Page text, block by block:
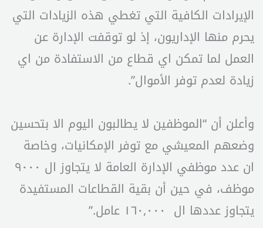
الإيرادات الكافية التي تغطي هذه الزيادات التي
يحرم منها الإداريون، إذ لو توقفت الإدارة عن
العمل لما تمكن اي قطاع من الاستفادة من اي
زيادة لعدم توفر الأموال”.
وأعلن أن “الموظفين لا يطالبون اليوم الا بتحسين
وضعهم المعيشي مع توفر الإمكانيات، وخاصة
ان عدد موظفي الإدارة العامة لا يتجاوز ال ٩٠٠٠
موظف، في حين أن بقية القطاعات المستفيدة
يتجاوز عددها ال ١٦٠,٠٠٠ عامل.”